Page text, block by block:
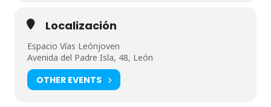
Localización
Espacio Vías Leónjoven
Avenida del Padre Isla, 48, León
OTHER EVENTS